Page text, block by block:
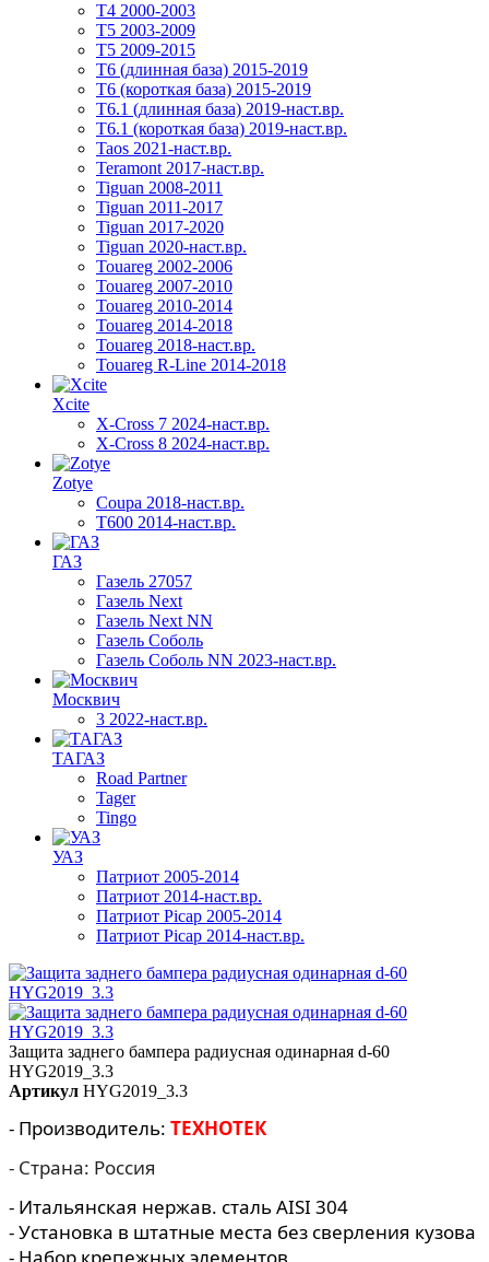
T4 2000-2003
T5 2003-2009
T5 2009-2015
T6 (длинная база) 2015-2019
Т6 (короткая база) 2015-2019
T6.1 (длинная база) 2019-наст.вр.
T6.1 (короткая база) 2019-наст.вр.
Taos 2021-наст.вр.
Teramont 2017-наст.вр.
Tiguan 2008-2011
Tiguan 2011-2017
Tiguan 2017-2020
Tiguan 2020-наст.вр.
Touareg 2002-2006
Touareg 2007-2010
Touareg 2010-2014
Touareg 2014-2018
Touareg 2018-наст.вр.
Touareg R-Line 2014-2018
Xcite
X-Cross 7 2024-наст.вр.
X-Cross 8 2024-наст.вр.
Zotye
Coupa 2018-наст.вр.
T600 2014-наст.вр.
ГАЗ
Газель 27057
Газель Next
Газель Next NN
Газель Соболь
Газель Соболь NN 2023-наст.вр.
Москвич
3 2022-наст.вр.
ТАГАЗ
Road Partner
Tager
Tingo
УАЗ
Патриот 2005-2014
Патриот 2014-наст.вр.
Патриот Picap 2005-2014
Патриот Picap 2014-наст.вр.
Защита заднего бампера радиусная одинарная d-60
HYG2019_3.3
Артикул HYG2019_3.3
- Производитель: ТЕХНОТЕК
- Страна: Россия
- Итальянская нержав. сталь AISI 304
- Установка в штатные места без сверления кузова
- Набор крепежных элементов